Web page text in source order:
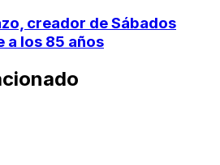
creador de Sábados
a los 85 años